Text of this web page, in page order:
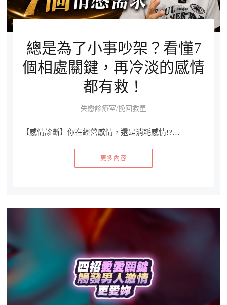
總是為了小事吵架？看懂7
個相處關鍵，再冷淡的感情
都有救！
失戀診療室/挽回救星
【感情診斷】你在經營感情，還是消耗感情!?…
更多內容